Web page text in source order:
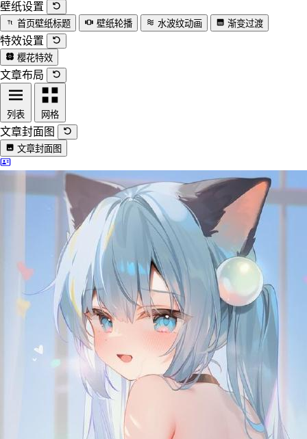
壁纸设置
首页壁纸标题 壁纸轮播 水波纹动画 渐变过渡
特效设置
樱花特效
文章布局
列表 网格
文章封面图
文章封面图